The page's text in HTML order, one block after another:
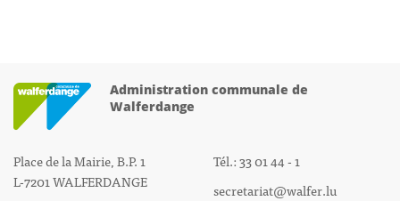
Administration communale de
Walferdange
Place de la Mairie, B.P. 1
L-7201 WALFERDANGE
Tél.: 33 01 44 - 1
secretariat@walfer.lu